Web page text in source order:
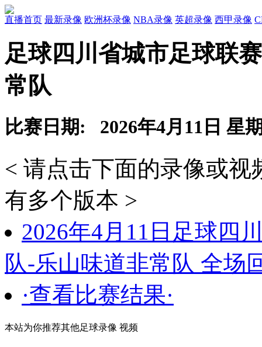
直播首页 最新录像 欧洲杯录像 NBA录像 英超录像 西甲录像
足球四川省城市足球联
常队
比赛日期: 2026年4月11日 星
< 请点击下面的录像或
有多个版本 >
2026年4月11日足球四
队-乐山味道非常队 全场
·查看比赛结果·
本站为你推荐其他足球录像 视频